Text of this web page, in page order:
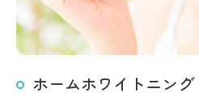
ホームホワイトニング